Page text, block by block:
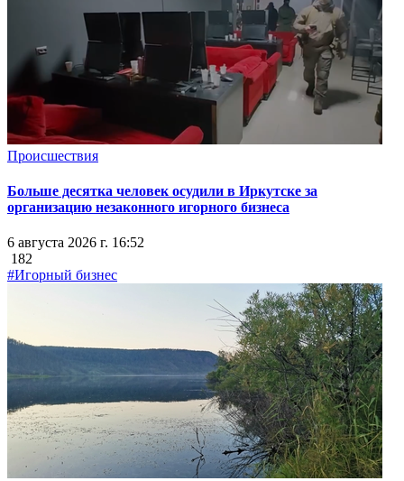
Происшествия
Больше десятка человек осудили в Иркутске за
организацию незаконного игорного бизнеса
6 августа 2026 г. 16:52
182
#Игорный бизнес